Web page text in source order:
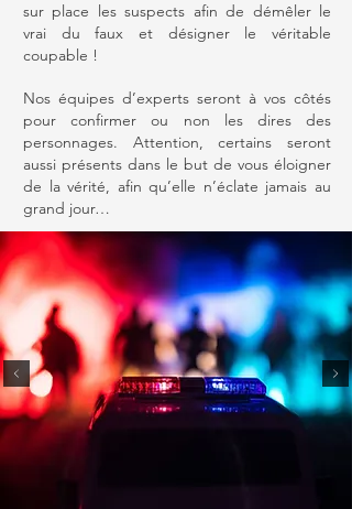
sur place les suspects afin de démêler le
vrai du faux et désigner le véritable
coupable !
Nos équipes d’experts seront à vos côtés
pour confirmer ou non les dires des
personnages. Attention, certains seront
aussi présents dans le but de vous éloigner
de la vérité, afin qu’elle n’éclate jamais au
grand jour…